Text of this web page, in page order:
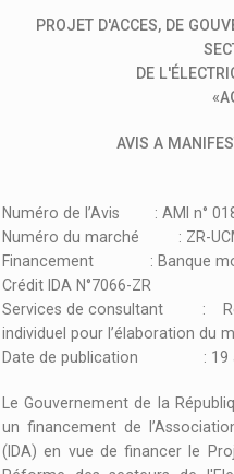
PROJET D'ACCES, DE
DE
AVIS A
Numéro de l’Avis : AMI n°
Numéro du marché : ZR-
Financement : Banque
Crédit IDA N°7066-ZR
Services de consultant :
individuel pour l’élaboration du
Date de publication : 19
Le Gouvernement de la
un financement de
(IDA) en vue de financer le